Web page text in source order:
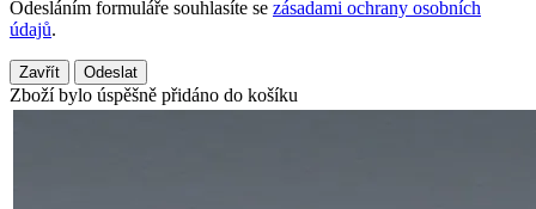
Odesláním formuláře souhlasíte se zásadami ochrany osobních
údajů.
Zavřít Odeslat
Zboží bylo úspěšně přidáno do košíku